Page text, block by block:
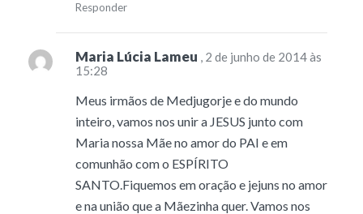
Responder
Maria Lúcia Lameu , 2 de junho de 2014 às
15:28
Meus irmãos de Medjugorje e do mundo
inteiro, vamos nos unir a JESUS junto com
Maria nossa Mãe no amor do PAI e em
comunhão com o ESPÍRITO
SANTO.Fiquemos em oração e jejuns no amor
e na união que a Mãezinha quer. Vamos nos